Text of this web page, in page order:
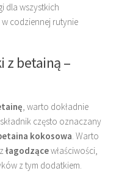
dla wszystkich
codziennej rutynie
z betainą –
, warto dokładnie
często oznaczany
kokosowa. Warto
łagodzącewłaściwości,
z tym dodatkiem.